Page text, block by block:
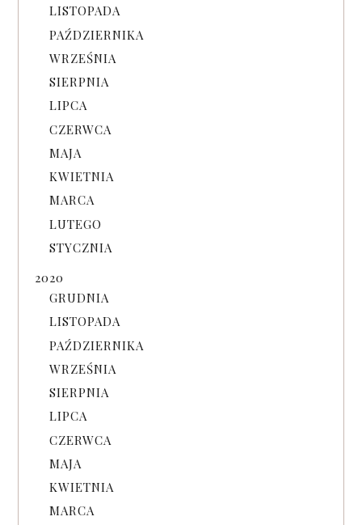
LISTOPADA
PAŹDZIERNIKA
WRZEŚNIA
SIERPNIA
LIPCA
CZERWCA
MAJA
KWIETNIA
MARCA
LUTEGO
STYCZNIA
2020
GRUDNIA
LISTOPADA
PAŹDZIERNIKA
WRZEŚNIA
SIERPNIA
LIPCA
CZERWCA
MAJA
KWIETNIA
MARCA